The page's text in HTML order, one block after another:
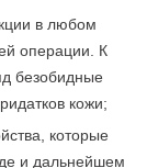
в любом
операции. К
безобидные
кожи;
которые
и дальнейшем